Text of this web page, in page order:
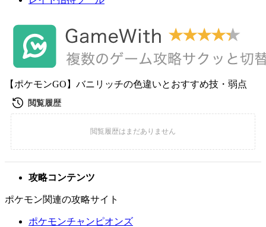
【ポケモンGO】バニリッチの色違いとおすすめ技・弱点
攻略コンテンツ
ポケモン関連の攻略サイト
ポケモンチャンピオンズ